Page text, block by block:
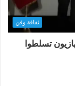
ثقافة وفن
تسلطوا